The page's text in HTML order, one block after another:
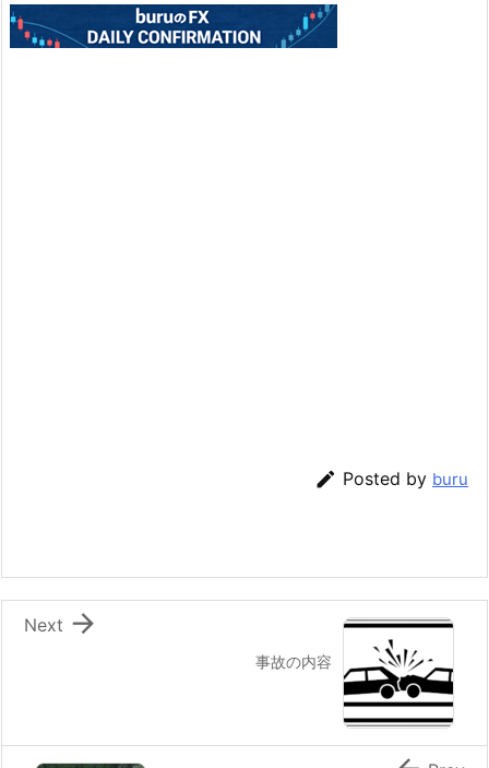
 Posted by buru
事故の内容

Next